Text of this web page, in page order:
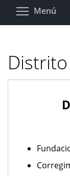
Pasar
Menú